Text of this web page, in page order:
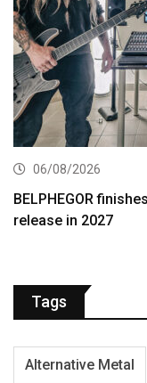
06/08/2026
BELPHEGOR
release in 2027
Tags
Alternative Metal